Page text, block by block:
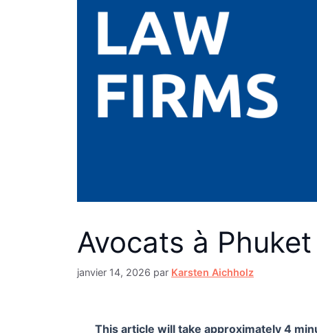
Avocats à
janvier 14, 2026 par Karsten Aichholz
This article will take approximately 4